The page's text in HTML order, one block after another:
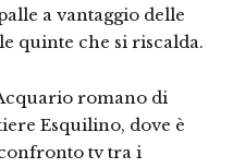
a vantaggio delle
quinte che si riscalda.
romano di
Esquilino, dove è
tv tra i